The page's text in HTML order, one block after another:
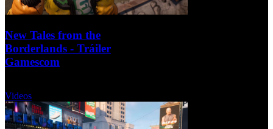
New Tales from the
Borderlands - Tráiler
Gamescom
Videos